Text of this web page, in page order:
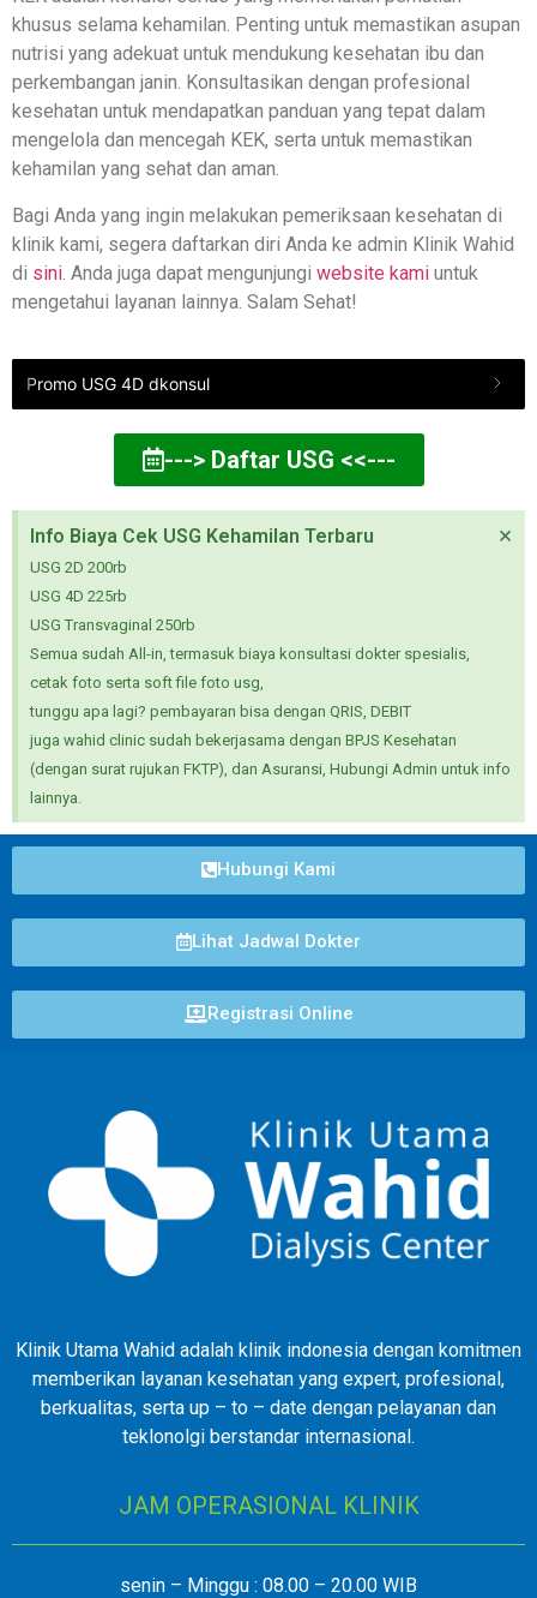
khusus selama kehamilan. Penting untuk memastikan asupan
nutrisi yang adekuat untuk mendukung kesehatan ibu dan
perkembangan janin. Konsultasikan dengan profesional
kesehatan untuk mendapatkan panduan yang tepat dalam
mengelola dan mencegah KEK, serta untuk memastikan
kehamilan yang sehat dan aman.
Bagi Anda yang ingin melakukan pemeriksaan kesehatan di
klinik kami, segera daftarkan diri Anda ke admin Klinik Wahid
di sini . Anda juga dapat mengunjungi website kami untuk
mengetahui layanan lainnya. Salam Sehat!
Promo USG 4D dkonsul
---> Daftar USG <<---
Info Biaya Cek USG Kehamilan Terbaru
USG 2D 200rb
USG 4D 225rb
USG Transvaginal 250rb
Semua sudah All-in, termasuk biaya konsultasi dokter spesialis,
cetak foto serta soft file foto usg,
tunggu apa lagi? pembayaran bisa dengan QRIS, DEBIT
juga wahid clinic sudah bekerjasama dengan BPJS Kesehatan
(dengan surat rujukan FKTP), dan Asuransi, Hubungi Admin untuk info
lainnya.
×
Hubungi Kami
Lihat Jadwal Dokter
Registrasi Online
Klinik Utama Wahid adalah klinik indonesia dengan komitmen
memberikan layanan kesehatan yang expert, profesional,
berkualitas, serta up – to – date dengan pelayanan dan
teklonolgi berstandar internasional.
JAM OPERASIONAL KLINIK
senin – Minggu : 08.00 – 20.00 WIB